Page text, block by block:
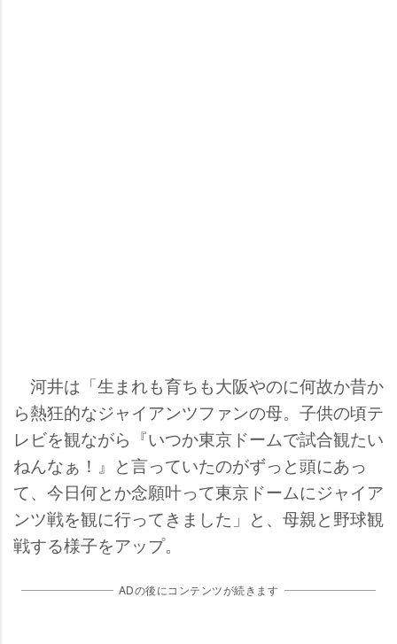
河井は「生まれも育ちも大阪やのに何故か昔か
ら熱狂的なジャイアンツファンの母。子供の頃テ
レビを観ながら『いつか東京ドームで試合観たい
ねんなぁ！』と言っていたのがずっと頭にあっ
て、今日何とか念願叶って東京ドームにジャイア
ンツ戦を観に行ってきました」と、母親と野球観
戦する様子をアップ。
ADの後にコンテンツが続きます